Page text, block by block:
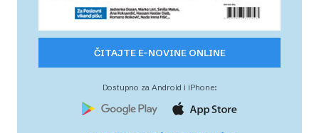
ČITAJTE E-NOVINE ONLINE
Dostupno za Android i iPhone: